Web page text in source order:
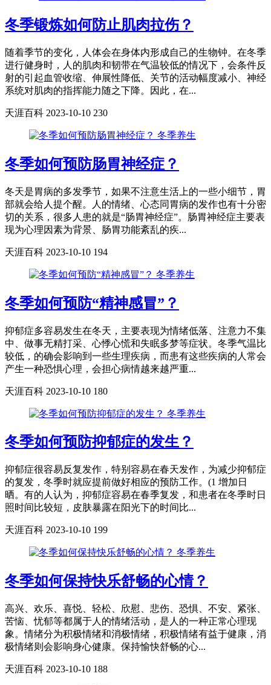
冬季锻炼如何防止肌肉拉伤？
随着季节的变化，人体会在身体内形成自己的生物钟。在冬季
进行健身时，人的肌肉和韧带在气温较低的情况下，会条件反
射的引起血管收缩、伸展性降低、关节的活动幅度减小、神经
系统对肌肉的指挥能力随之下降。因此，在...
天涯百科 2023-10-10 230
冬季养生
冬季如何预防肠胃神经症？
冬天是胃病的多发季节，如果不注意生活上的一些小细节，胃
部就会给人提个醒。人的情绪、心态同胃病的发作也有十分密
切的关系，很多人患的就是“肠胃神经症”。肠胃神经症主要表
现为心理因素为背景、肠胃功能紊乱的疾...
天涯百科 2023-10-10 194
冬季养生
冬季如何预防“精神感冒”？
抑郁症多容易发生在冬天，主要表现为情绪低落、注意力不集
中、做事无精打采、心悸心慌和失眠多梦等症状。冬季气温比
较低，的确会影响到一些生理疾病，而患有这些疾病的人常会
产生一种恐惧心理，会担心病情越来越严重...
天涯百科 2023-10-10 180
冬季养生
冬季如何预防抑郁症的发生？
抑郁症很容易反复发作，特别容易在春天发作，为减少抑郁症
的复发，冬季时就应提前做好相应的预防工作。(1 增加日
晒。有的人认为，抑郁症容易在春季复发，和患者在冬季时日
照时间比较短，皮肤暴露在阳光下的时间比...
天涯百科 2023-10-10 199
冬季养生
冬季如何保持快乐舒畅的心情？
高兴、欢乐、喜悦、轻松、欣慰、悲伤、恐惧、不安、紧张、
苦恼、忧郁等都属于人的情绪活动，是人的一种正常心理现
象。情绪分为积极情绪和消极情绪，积极情绪有益于健康，消
极情绪则会影响身心健康。保持愉快舒畅的心...
天涯百科 2023-10-10 188